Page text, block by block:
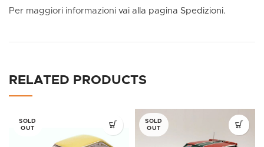
Per maggiori informazioni vai alla pagina Spedizioni.
RELATED PRODUCTS
SOLD
OUT
SOLD
OUT